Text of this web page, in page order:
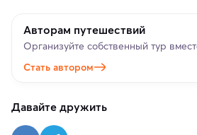
Авторам путешествий
Организуйте собственный тур
Стать автором
Давайте дружить